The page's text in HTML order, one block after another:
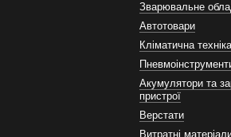
Зварювальне
Автотовари
Кліматична техніка
Акумулятори та
пристрої
Верстати
Витратні